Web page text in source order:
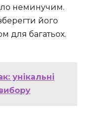
неминучим.
його
для багатьох.
унікальні